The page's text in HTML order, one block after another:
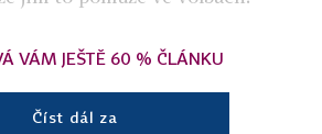
VÁM JEŠTĚ 60 % ČLÁNKU
Číst dál za